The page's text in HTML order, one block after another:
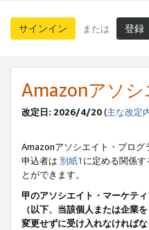
サインイン または 登録
Amazonアソ
改定日: 2026/4/20(主な改定
Amazonアソシエイト・プロ
申込者は 別紙1 に定める関係
とができます。
甲のアソシエイト・マーケテ
（以下、当該個人または企業
変更せずに受け入れなければ